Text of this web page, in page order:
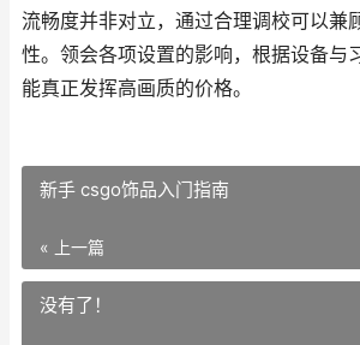
流畅度并非对立，通过合理调校可以兼
性。领会各项设置的影响，根据设备与
能真正发挥高画质的价格。
新手 csgo饰品入门指南
« 上一篇
没有了！